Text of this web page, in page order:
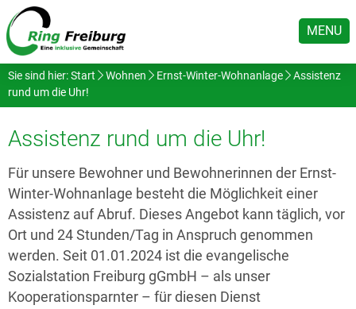
MENU
Sie sind hier:Start Wohnen Ernst-Winter-Wohnanlage
Assistenz
rund um die Uhr!
Assistenz rund um die Uhr!
Für unsere Bewohner und Bewohnerinnen der Ernst-
Winter-Wohnanlage besteht die Möglichkeit einer
Assistenz auf Abruf. Dieses Angebot kann täglich, vor
Ort und 24 Stunden/Tag in Anspruch genommen
werden. Seit 01.01.2024 ist die evangelische
Sozialstation Freiburg gGmbH – als unser
Kooperationsparnter – für diesen Dienst